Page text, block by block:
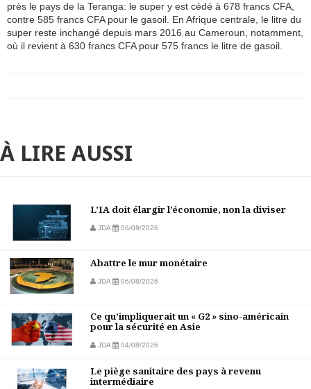
près le pays de la Teranga: le super y est cédé à 678 francs CFA,
contre 585 francs CFA pour le gasoil. En Afrique centrale, le litre du
super reste inchangé depuis mars 2016 au Cameroun, notamment,
où il revient à 630 francs CFA pour 575 francs le litre de gasoil.
À LIRE AUSSI
L’IA doit élargir l’économie, non la diviser
JDA 06/08/2026
Abattre le mur monétaire
JDA 06/08/2026
Ce qu’impliquerait un « G2 » sino-américain
pour la sécurité en Asie
JDA 04/08/2026
Le piège sanitaire des pays à revenu
intermédiaire